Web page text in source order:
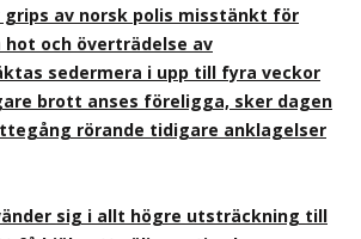
grips av norsk polis misstänkt för
hot och överträdelse av
sedermera i upp till fyra veckor
brott anses föreligga, sker dagen
rörande tidigare anklagelser
sig i allt högre utsträckning till